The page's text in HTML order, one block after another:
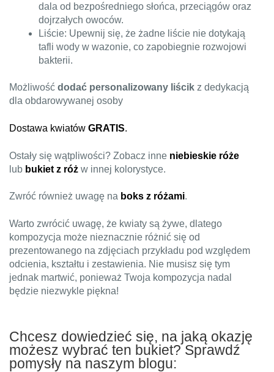
dala od bezpośredniego słońca, przeciągów oraz
dojrzałych owoców.
Liście: Upewnij się, że żadne liście nie dotykają
tafli wody w wazonie, co zapobiegnie rozwojowi
bakterii.
Możliwość dodać personalizowany liścik z dedykacją
dla obdarowywanej osoby
Dostawa kwiatów GRATIS.
Ostały się wątpliwości? Zobacz inne niebieskie róże
lub bukiet z róż w innej kolorystyce.
Zwróć również uwagę na boks z różami.
Warto zwrócić uwagę, że kwiaty są żywe, dlatego
kompozycja może nieznacznie różnić się od
prezentowanego na zdjęciach przykładu pod względem
odcienia, kształtu i zestawienia. Nie musisz się tym
jednak martwić, ponieważ Twoja kompozycja nadal
będzie niezwykle piękna!
Chcesz dowiedzieć się, na jaką okazję
możesz wybrać ten bukiet? Sprawdź
pomysły na naszym blogu: